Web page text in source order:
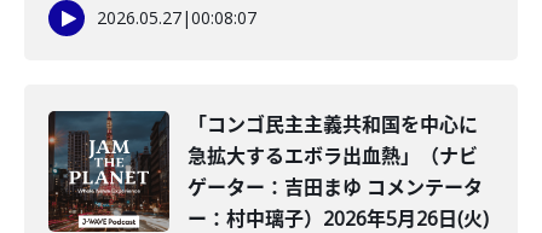
2026.05.27|00:08:07
「コンゴ民主主義共和国を中心に
急拡大するエボラ出血熱」（ナビ
ゲーター：吉田まゆ コメンテータ
ー：村中璃子）2026年5月26日(火)